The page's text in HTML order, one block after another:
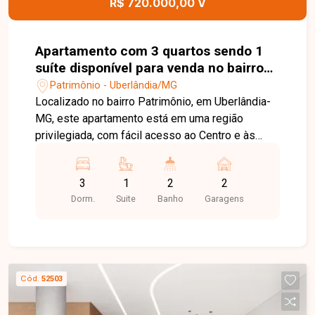
R$ 720.000,00 V
Apartamento com 3 quartos sendo 1
suíte disponível para venda no bairro
Patrimônio em Uberlândia-MG
Patrimônio - Uberlândia/MG
Localizado no bairro Patrimônio, em Uberlândia-
MG, este apartamento está em uma região
privilegiada, com fácil acesso ao Centro e às
excelente infraestrutura, estando próximo a
supermercados, escolas, universidades,
restaurantes, farmácias e diversos serviços,
sendo 02 suítes, incluindo uma suíte máster com
sacada e ar-condicionado instalado, além de
banheiro social, cozinha funcional, área de
3
Dorm.
1
Suite
2
Banho
2
Garagens
Cód. 52503